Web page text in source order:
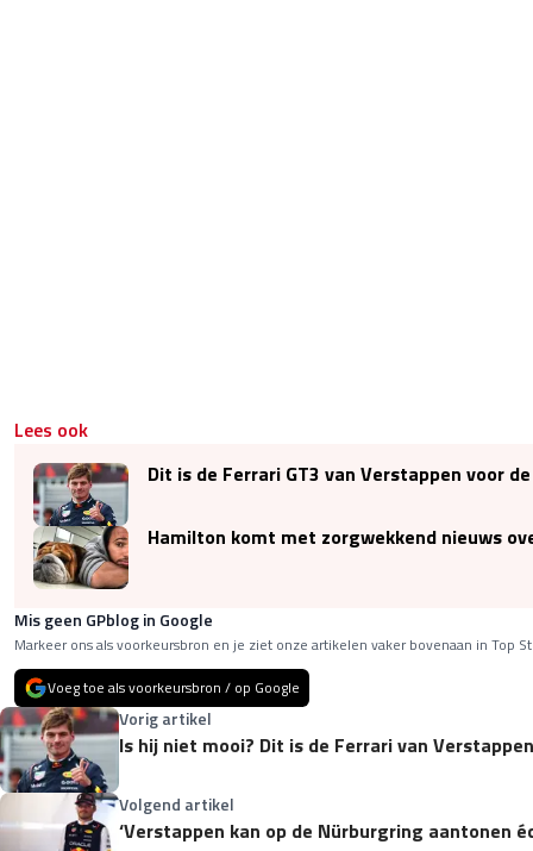
Lees ook
Dit is de Ferrari GT3 van Verstappen voor
Hamilton komt met zorgwekkend nieuws
Mis geen GPblog in Google
Markeer ons als voorkeursbron en je ziet onze artikelen vaker bovenaan in Top
Voeg toe als voorkeursbron / op Google
Vorig artikel
Is hij niet mooi? Dit is de Ferrari van
Volgend artikel
‘Verstappen kan op de Nürburgring aantonen